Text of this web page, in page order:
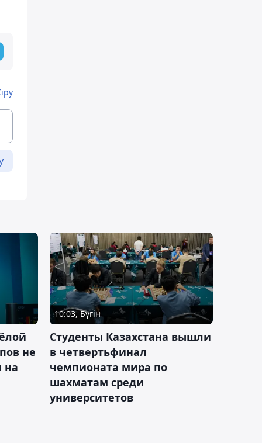
не
на
10:03, Бүгін
Студенты Казахстана вышли
в четвертьфинал
чемпионата мира по
шахматам среди
университетов